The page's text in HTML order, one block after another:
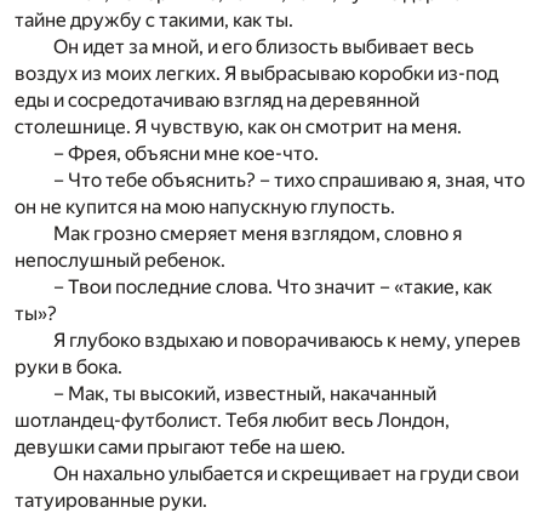
тайне дружбу с такими, как ты.
Он идет за мной, и его близость выбивает весь
воздух из моих легких. Я выбрасываю коробки из-под
еды и сосредотачиваю взгляд на деревянной
столешнице. Я чувствую, как он смотрит на меня.
– Фрея, объясни мне кое-что.
– Что тебе объяснить? – тихо спрашиваю я, зная, что
он не купится на мою напускную глупость.
Мак грозно смеряет меня взглядом, словно я
непослушный ребенок.
– Твои последние слова. Что значит – «такие, как
ты»?
Я глубоко вздыхаю и поворачиваюсь к нему, уперев
руки в бока.
– Мак, ты высокий, известный, накачанный
шотландец-футболист. Тебя любит весь Лондон,
девушки сами прыгают тебе на шею.
Он нахально улыбается и скрещивает на груди свои
татуированные руки.